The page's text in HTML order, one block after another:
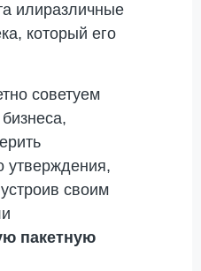
илиразличные
который его
советуем
утверждения,
своим
пакетную